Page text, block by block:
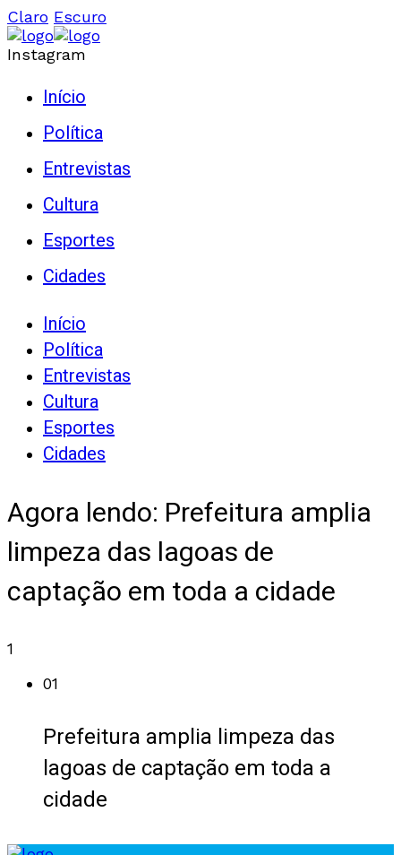
Claro Escuro
Instagram
Início
Política
Entrevistas
Cultura
Esportes
Cidades
Início
Política
Entrevistas
Cultura
Esportes
Cidades
Agora lendo: Prefeitura amplia
limpeza das lagoas de
captação em toda a cidade
1
01
Prefeitura amplia limpeza das
lagoas de captação em toda a
cidade